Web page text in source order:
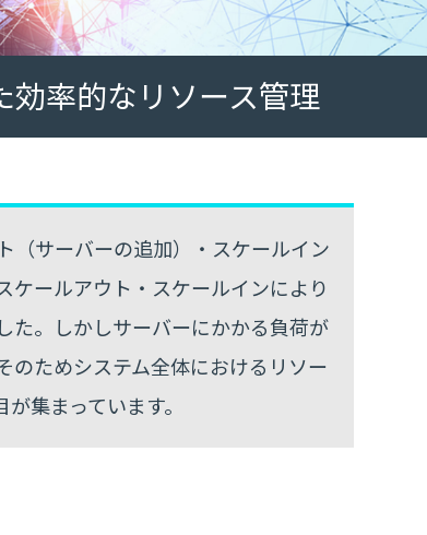
率的なリソース管理
（サーバーの追加）・スケールイン
ケールアウト・スケールインにより
た。しかしサーバーにかかる負荷が
のためシステム全体におけるリソー
集まっています。